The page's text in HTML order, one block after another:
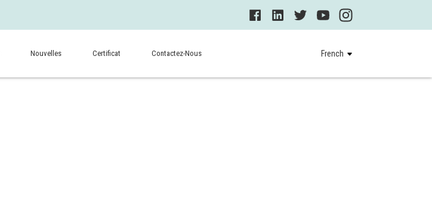
Nouvelles Certificat Contactez-Nous French